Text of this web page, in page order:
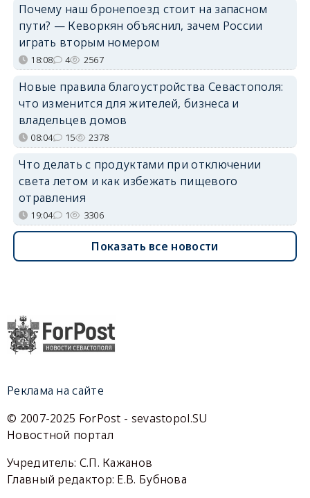
Почему наш бронепоезд стоит на запасном
пути? — Кеворкян объяснил, зачем России
играть вторым номером
18:08 4 2567
Новые правила благоустройства Севастополя:
что изменится для жителей, бизнеса и
владельцев домов
08:04 15 2378
Что делать с продуктами при отключении
света летом и как избежать пищевого
отравления
19:04 1 3306
Показать все новости
Реклама на сайте
© 2007-2025 ForPost - sevastopol.SU
Новостной портал
Учредитель: С.П. Кажанов
Главный редактор: Е.В. Бубнова